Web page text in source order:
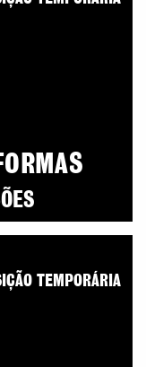
TEMPORÁRIA